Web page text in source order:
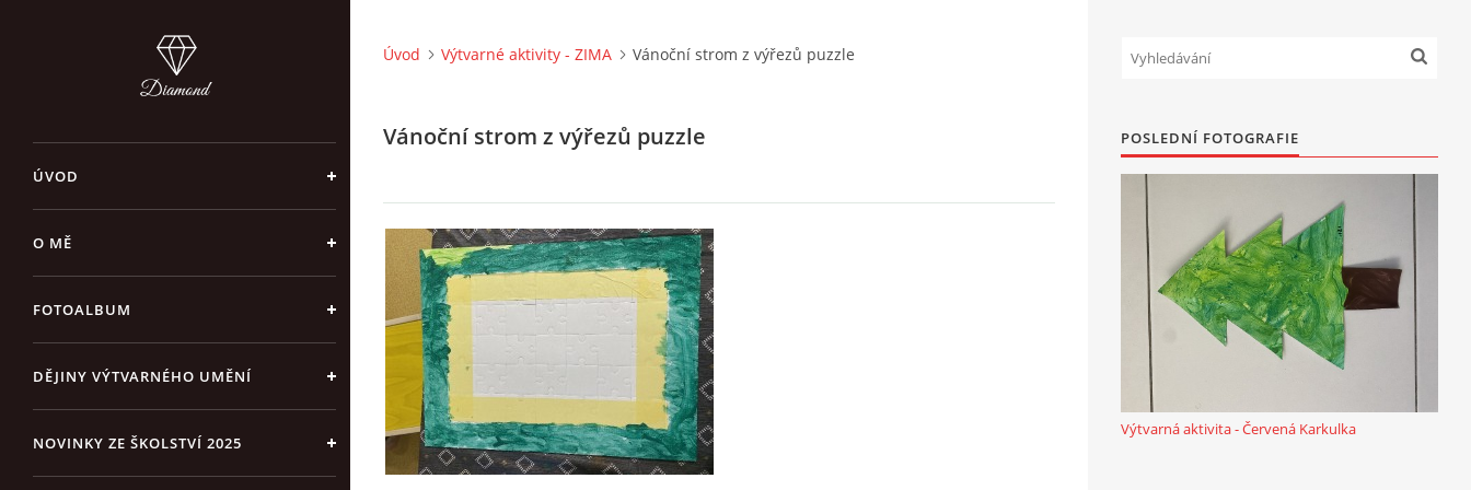
ÚVOD
O MĚ
FOTOALBUM
DĚJINY VÝTVARNÉHO UMĚNÍ
NOVINKY ZE ŠKOLSTVÍ 2025
Úvod Výtvarné aktivity - ZIMA Vánoční strom z výřezů puzzle
Vánoční strom z výřezů puzzle POSLEDNÍ FOTOGRAFIE
Výtvarná aktivita - Červená Karkulka